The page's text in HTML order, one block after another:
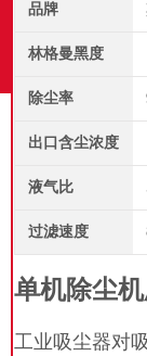
品牌
林格曼黑度
除尘率
出口含尘浓度
液气比
过滤速度
单机除尘
工业吸尘器对